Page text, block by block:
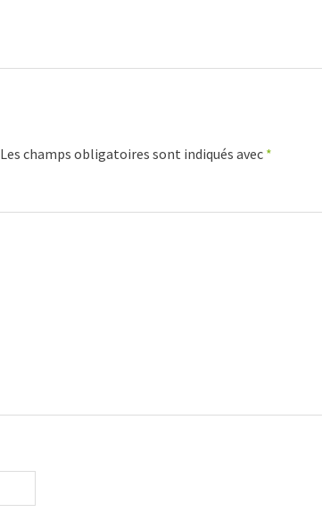
Les champs obligatoires sont indiqués avec *